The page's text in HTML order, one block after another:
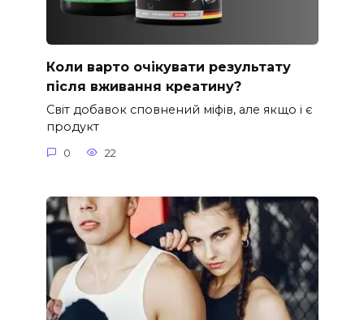
Коли варто очікувати результату
після вживання креатину?
Світ добавок сповнений міфів, але якщо і є
продукт
0 22